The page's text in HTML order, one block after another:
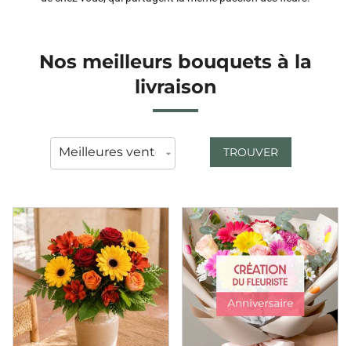
Nos meilleurs bouquets à la
livraison
TROUVER